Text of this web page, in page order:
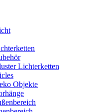
Lichterketten
Objekte